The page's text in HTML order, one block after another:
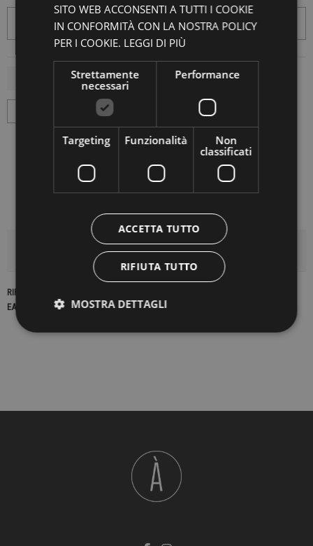
DETTAGLI DEL PRODOTTO
RIFERIMENTO
EAN13
2900000190580
SITO WEB ACCONSENTI A TUTTI I COOKIE
IN CONFORMITÀ CON LA NOSTRA POLICY
PER I COOKIE. LEGGI DI PIÙ
Strettamente
necessari
Performance
Targeting Funzionalità
Non
classificati
ACCETTA TUTTO
RIFIUTA TUTTO
MOSTRA DETTAGLI